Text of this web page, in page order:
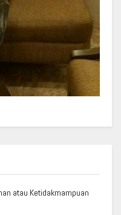
atau Ketidakmampuan